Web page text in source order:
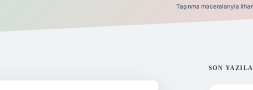
Taşınma maceralarıyla
SON